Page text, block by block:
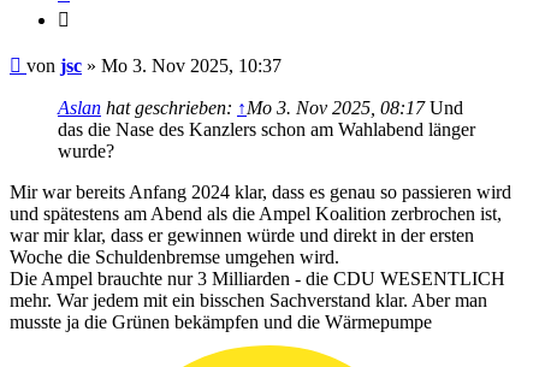
Beitrag
von jsc » Mo 3. Nov 2025, 10:37
Aslan hat geschrieben: ↑Mo 3. Nov 2025, 08:17Und
das die Nase des Kanzlers schon am Wahlabend länger
wurde?
Mir war bereits Anfang 2024 klar, dass es genau so passieren wird
und spätestens am Abend als die Ampel Koalition zerbrochen ist,
war mir klar, dass er gewinnen würde und direkt in der ersten
Woche die Schuldenbremse umgehen wird.
Die Ampel brauchte nur 3 Milliarden - die CDU WESENTLICH
mehr. War jedem mit ein bisschen Sachverstand klar. Aber man
musste ja die Grünen bekämpfen und die Wärmepumpe